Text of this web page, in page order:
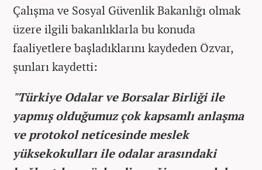
Çalışma ve Sosyal Güvenlik Bakanlığı olmak
üzere ilgili bakanlıklarla bu konuda
faaliyetlere başladıklarını kaydeden Özvar,
şunları kaydetti:
"Türkiye Odalar ve Borsalar Birliği ile
yapmış olduğumuz çok kapsamlı anlaşma
ve protokol neticesinde meslek
yüksekokulları ile odalar arasındaki